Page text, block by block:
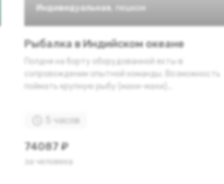
Индивидуальная пешком
Рыбалка в Индийском океане
Полдня на борту оборудованной яхты в
сопровождении опытной команды. Возможность
поймать крупную рыбу (махи-махи)...
5 часов
74087 ₽
за человека